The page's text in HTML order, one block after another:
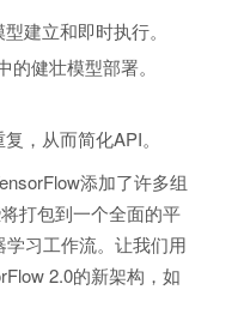
建立和即时执行。
健壮模型部署。
，从而简化API。
添加了许多组
打包到一个全面的平
习工作流。让我们用
2.0的新架构，如